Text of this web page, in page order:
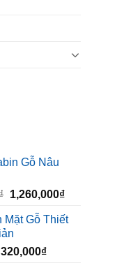
Gỗ Nâu
Giá
là:
2,500,000₫.
1,260,000₫Giá
tại
Mặt Gỗ Thiết
Giá
320,000₫Giá